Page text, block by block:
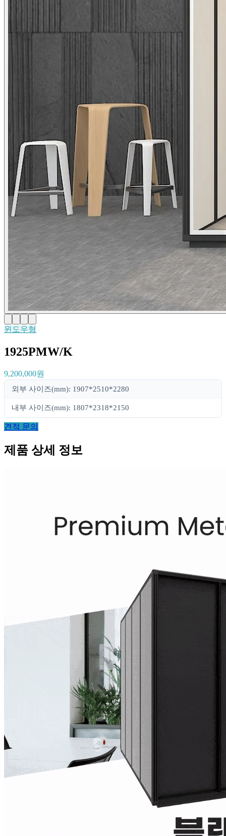
윈도우형
1925PMW/K
9,200,000원
외부 사이즈(mm): 1907*2510*2280
내부 사이즈(mm): 1807*2318*2150
견적 문의
제품 상세 정보